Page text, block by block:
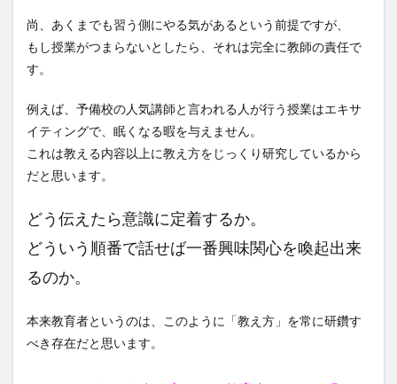
尚、あくまでも習う側にやる気があるという前提ですが、
もし授業がつまらないとしたら、それは完全に教師の責任で
す。
例えば、予備校の人気講師と言われる人が行う授業はエキサ
イティングで、眠くなる暇を与えません。
これは教える内容以上に教え方をじっくり研究しているから
だと思います。
どう伝えたら意識に定着するか。
どういう順番で話せば一番興味関心を喚起出来
るのか。
本来教育者というのは、このように「教え方」を常に研鑽す
べき存在だと思います。